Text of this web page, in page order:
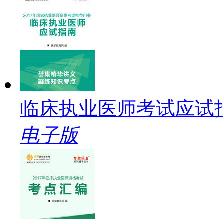
临床执业医师考试应试
电子版